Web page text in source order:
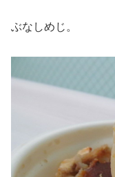
ぶなしめじ。